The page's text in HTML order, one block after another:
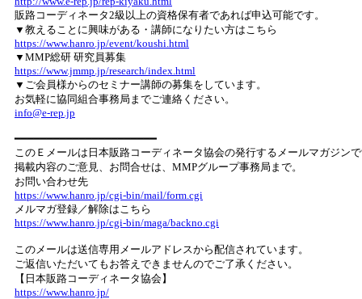
販路コーディネータ2級以上の資格保有者であれば申込可能です。
▼教えることに興味がある・講師になりたい方はこちら
https://www.hanro.jp/event/koushi.html
▼MMP総研 研究員募集
https://www.jmmp.jp/research/index.html
▼ご会員様からのセミナー講師の募集をしています。
お気軽に協同組合事務局までご連絡ください。
info@e-rep.jp
━━━━━━━━━━━━━━━━━━━━━━
このＥメールは日本販路コーディネータ協会の発行するメールマガジン
掲載内容のご意見、お問合せは、MMPグループ事務局まで。
お問い合わせ先
https://www.hanro.jp/cgi-bin/mail/form.cgi
メルマガ登録／解除はこちら
https://www.hanro.jp/cgi-bin/maga/backno.cgi
このメールは送信専用メールアドレスから配信されています。
ご返信いただいてもお答えできませんのでご了承ください。
【日本販路コーディネータ協会】
https://www.hanro.jp/